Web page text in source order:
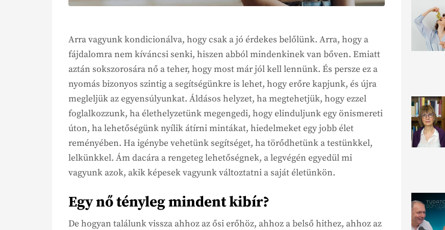
Arra vagyunk kondicionálva, hogy csak a jó érdekes belőlünk. Arra, hogy a
fájdalomra nem kíváncsi senki, hiszen abból mindenkinek van bőven. Emiatt
aztán sokszorosára nő a teher, hogy most már jól kell lennünk. És persze ez a
nyomás bizonyos szintig a segítségünkre is lehet, hogy erőre kapjunk, és újra
megleljük az egyensúlyunkat. Áldásos helyzet, ha megtehetjük, hogy ezzel
foglalkozzunk, ha élethelyzetünk megengedi, hogy elinduljunk egy önismereti
úton, ha lehetőségünk nyílik átírni mintákat, hiedelmeket egy jobb élet
reményében. Ha igénybe vehetünk segítséget, ha törődhetünk a testünkkel,
lelkünkkel. Ám dacára a rengeteg lehetőségnek, a legvégén egyedül mi
vagyunk azok, akik képesek vagyunk változtatni a saját életünkön.
Egy nő tényleg mindent kibír?
De hogyan találunk vissza ahhoz az ősi erőhöz, ahhoz a belső hithez, ahhoz az